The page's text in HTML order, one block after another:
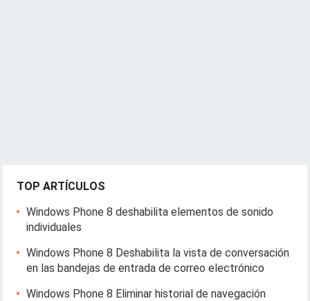
TOP ARTÍCULOS
Windows Phone 8 deshabilita elementos de sonido
individuales
Windows Phone 8 Deshabilita la vista de conversación
en las bandejas de entrada de correo electrónico
Windows Phone 8 Eliminar historial de navegación